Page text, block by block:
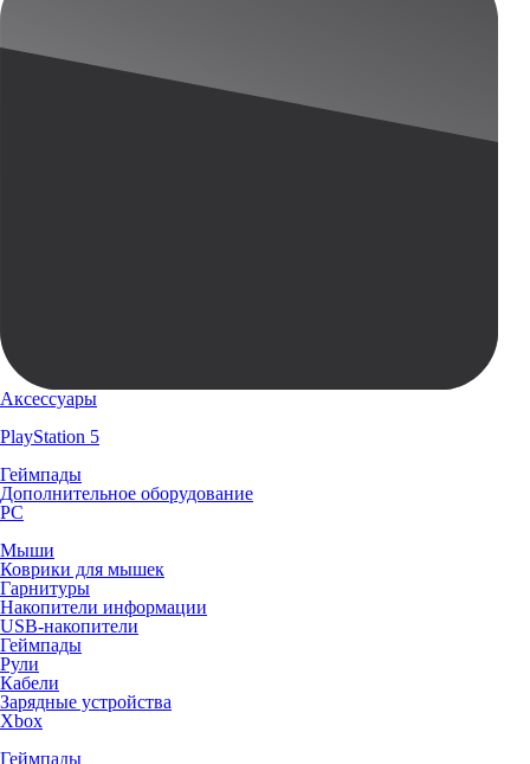
Аксессуары
PlayStation 5
Геймпады
Дополнительное оборудование
PC
Мыши
Коврики для мышек
Гарнитуры
Накопители информации
USB-накопители
Геймпады
Рули
Кабели
Зарядные устройства
Xbox
Геймпады